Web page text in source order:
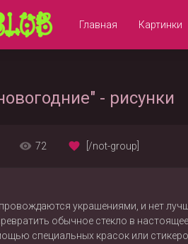
Главная Картинки
- рисунки
72 [/not-group]
украшениями, и нет
обычное стекло в
специальных красок или